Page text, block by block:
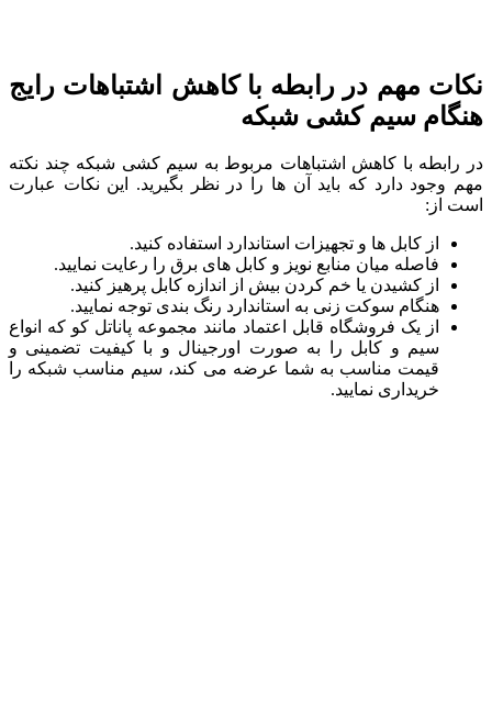
نکات مهم در رابطه با کاهش اشتباهات رایج
هنگام سیم کشی شبکه
در رابطه با کاهش اشتباهات مربوط به سیم کشی شبکه چند نکته
مهم وجود دارد که باید آن ها را در نظر بگیرید. این نکات عبارت
است از:
از کابل‌ ها و تجهیزات استاندارد استفاده کنید.
فاصله میان منابع نویز و کابل‌ های برق را رعایت نمایید.
از کشیدن یا خم کردن بیش از اندازه کابل پرهیز کنید.
هنگام سوکت زنی به استاندارد رنگ بندی توجه نمایید.
از یک فروشگاه قابل اعتماد مانند مجموعه پاناتل کو که انواع
سیم و کابل را به صورت اورجینال و با کیفیت تضمینی و
قیمت مناسب به شما عرضه می‌ کند، سیم مناسب شبکه را
خریداری نمایید.